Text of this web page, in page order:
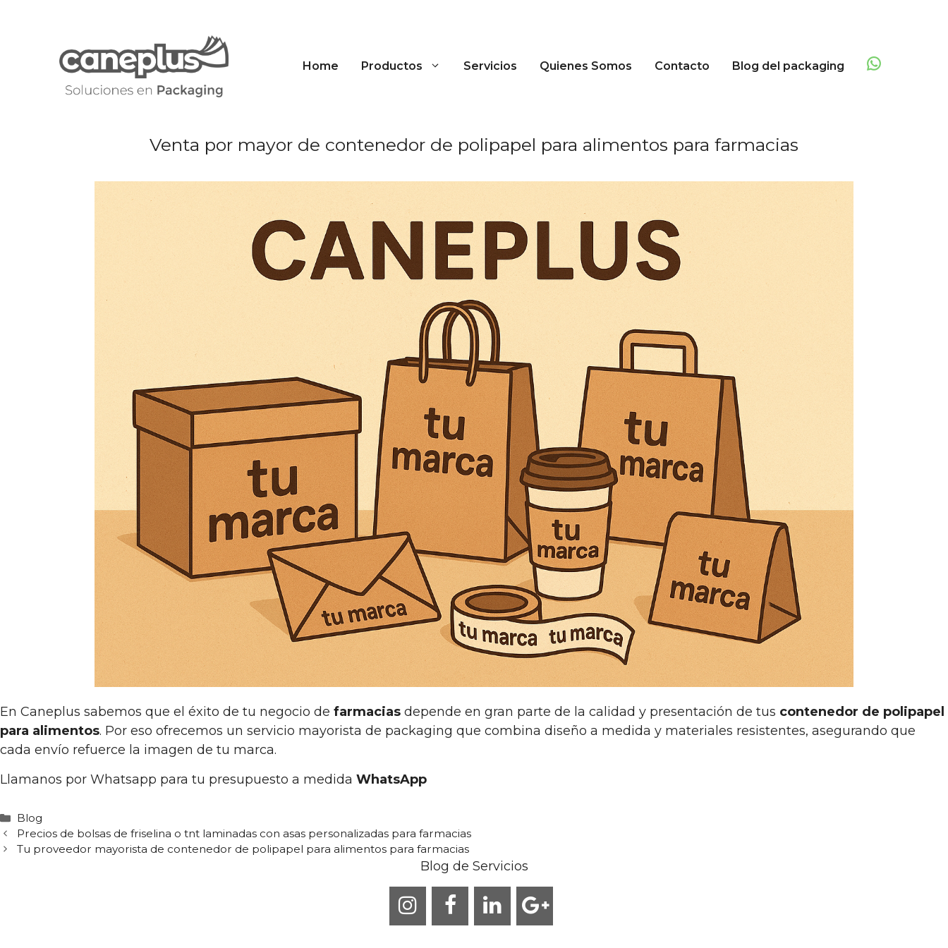
Home Productos Servicios Quienes Somos Contacto Blog del packaging
Venta por mayor de contenedor de polipapel para alimentos para farmacias
En Caneplus sabemos que el éxito de tu negocio de farmacias depende en gran parte de la calidad y presentación de tus contenedor de polipapel
para alimentos. Por eso ofrecemos un servicio mayorista de packaging que combina diseño a medida y materiales resistentes, asegurando que
cada envío refuerce la imagen de tu marca.
Llamanos por Whatsapp para tu presupuesto a medida WhatsApp
Categorías
Blog
Precios de bolsas de friselina o tnt laminadas con asas personalizadas para farmacias
Tu proveedor mayorista de contenedor de polipapel para alimentos para farmacias
Blog de Servicios